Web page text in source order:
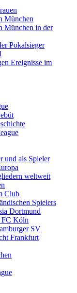
München
München in der
Pokalsieger
Ereignisse im
und als Spieler
weltweit
Club
Spielers
Dortmund
FC Köln
SV
Frankfurt